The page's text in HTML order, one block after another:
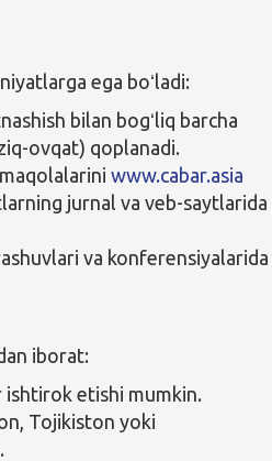
ega boʻladi:
bilan bogʻliq barcha
ovqat) qoplanadi.
www.cabar.asia
jurnal va veb-saytlarida
va konferensiyalarida
iborat:
ishtirok etishi mumkin.
Tojikiston yoki